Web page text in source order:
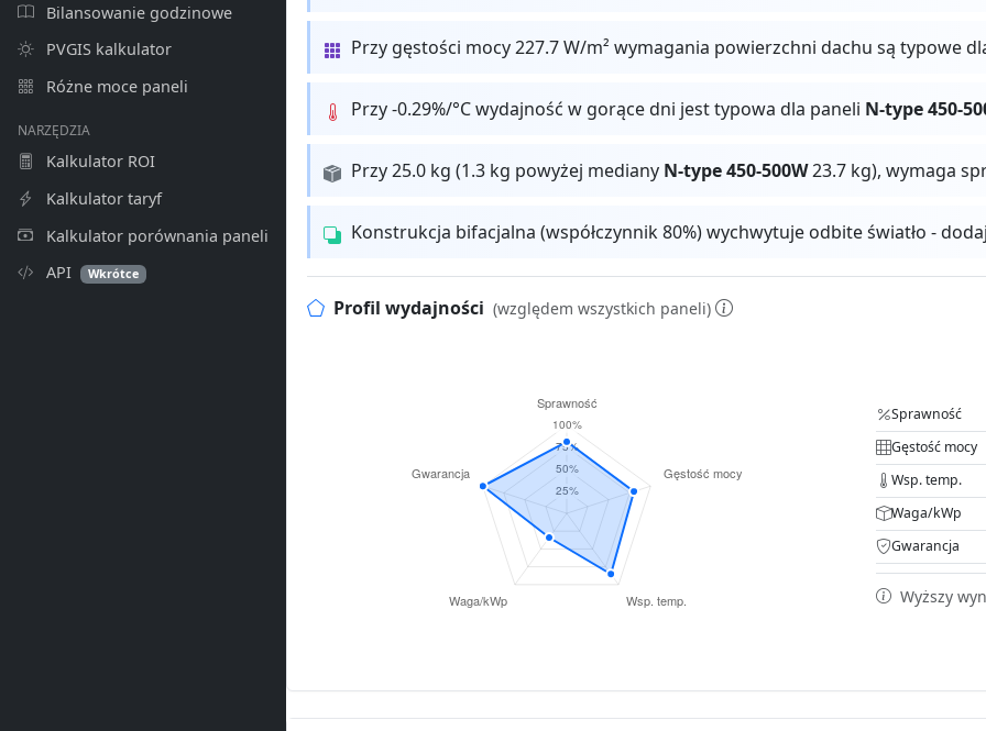
Bilansowanie godzinowe
PVGIS kalkulator
Różne moce paneli
NARZĘDZIA
Kalkulator ROI
Kalkulator taryf
Kalkulator porównania paneli
API
Wkrótce
Przy gęstości mocy 227.7 W/m² wymagania powierzchni dachu są typowe
Przy -0.29%/°C wydajność w gorące dni jest typowa dla paneli N-type 450-
Przy 25.0 kg (1.3 kg powyżej mediany N-type 450-500W23.7 kg), wymaga
Konstrukcja bifacjalna (współczynnik 80%) wychwytuje odbite światło -
Profil wydajności (względem wszystkich paneli)
Sprawność
Gęstość mocy
Wsp. temp.
Waga/kWp
Gwarancja
Wyższy